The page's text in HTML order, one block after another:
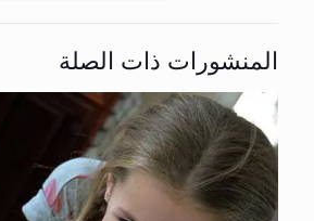
المنشورات ذات الصلة